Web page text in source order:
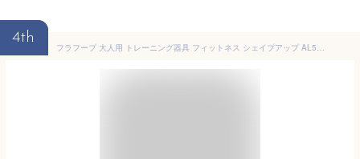
4th
フラフープ 大人用 トレーニング器具 フィットネス シェイプアップ AL580107K01 アンドライフ &life